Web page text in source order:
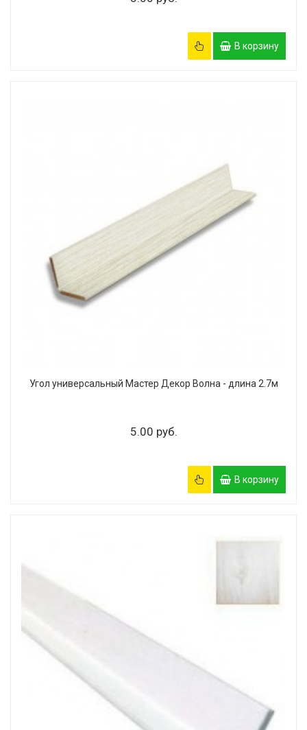
В корзину
Угол универсальный Мастер Декор Волна - длина 2.7м
5.00 руб.
В корзину